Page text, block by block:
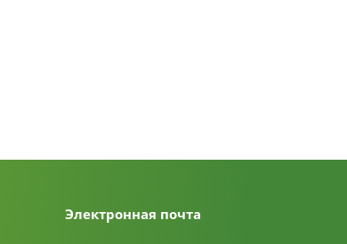
Электронная почта